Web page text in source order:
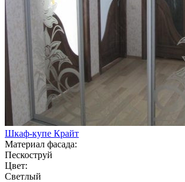
Шкаф-купе Крайт
Материал фасада:
Пескоструй
Цвет:
Светлый